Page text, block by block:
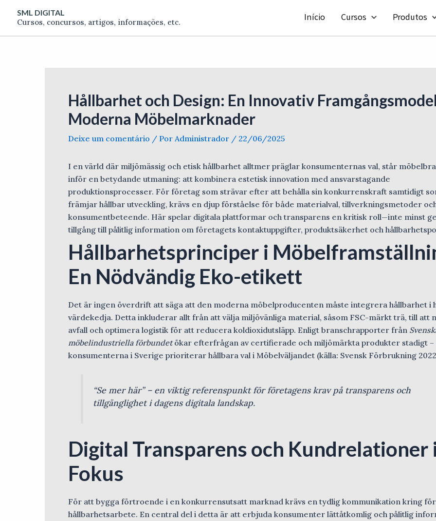
SML DIGITAL
Cursos, concursos, artigos, informações, etc.
Início Cursos Produtos
Hållbarhet och Design: En Innovativ
Moderna Möbelmarknader
Deixe um comentário / Por Administrador / 22/06/2025
I en värld där miljömässig och etisk hållbarhet alltmer präglar konsumenternas val, står
inför en betydande utmaning: att kombinera estetisk innovation med ansvarstagande
produktionsprocesser. För företag som strävar efter att behålla sin konkurrenskraft samtidigt
främjar hållbar utveckling, krävs en djup förståelse för både materialval, tillverkningsmetoder
konsumentbeteende. Här spelar digitala plattformar och transparens en kritisk roll—inte minst
tillgång till pålitlig information om företagets kontaktuppgifter, produktsäkerhet och
Hållbarhetsprinciper i
En Nödvändig Eko-etikett
Det är ingen överdrift att säga att den moderna möbelproducenten måste integrera hållbarhet i
värdekedja. Detta inkluderar allt från att välja miljövänliga material, såsom FSC-märkt trä, till att
avfall och optimera logistik för att reducera koldioxidutsläpp. Enligt branschrapporter från
möbelindustriella förbundetökar efterfrågan av certifierade och miljömärkta produkter stadigt –
konsumenterna i Sverige prioriterar hållbara val i Möbelväljandet (källa: Svensk Förbrukning
“Se mer här” – en viktig referenspunkt för företagens krav på transparens och
tillgänglighet i dagens digitala landskap.
Digital Transparens och Kundrelationer
Fokus
För att bygga förtroende i en konkurrensutsatt marknad krävs en tydlig kommunikation kring
hållbarhetsarbete. En central del i detta är att erbjuda konsumenter lättåtkomlig och pålitlig
navigation